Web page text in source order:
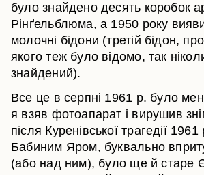
було знайдено десять коробок
Рінґельблюма, а 1950 року
молочні бідони (третій бідон,
якого теж було відомо, так
знайдений).
Все це в серпні 1961 р. було
я взяв фотоапарат і вирушив
після Куренівської трагедії
Бабиним Яром, буквально
(або над ним), було ще й старе